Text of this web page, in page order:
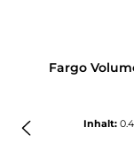
Fargo
Inhalt: